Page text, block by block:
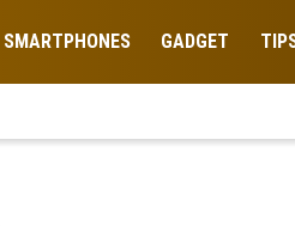
SMARTPHONES GADGET